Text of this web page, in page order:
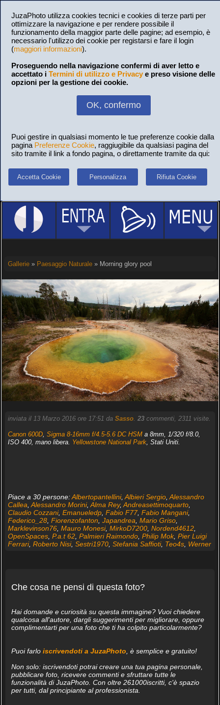
JuzaPhoto utilizza cookies tecnici e cookies di terze parti per
ottimizzare la navigazione e per rendere possibile il
funzionamento della maggior parte delle pagine; ad esempio, è
necessario l'utilizzo dei cookie per registarsi e fare il login
(maggiori informazioni).
Proseguendo nella navigazione confermi di aver letto e
accettato i Termini di utilizzo e Privacy e preso visione delle
opzioni per la gestione dei cookie.
OK, confermo
Puoi gestire in qualsiasi momento le tue preferenze cookie dalla
pagina Preferenze Cookie, raggiugibile da qualsiasi pagina del
sito tramite il link a fondo pagina, o direttamente tramite da qui:
Accetta Cookie Personalizza Rifiuta Cookie
Gallerie» Paesaggio Naturale» Morning glory pool
inviata il 13 Marzo 2016 ore 17:51 da Sasso. 23commenti, 2311 visite.
Canon 600D, Sigma 8-16mm f/4.5-5.6 DC HSMa 8mm, 1/320 f/8.0,
ISO 400, mano libera. Yellowstone National Park, Stati Uniti.
Piace a 30 persone:Albertopantellini, Albieri Sergio, Alessandro
Callea Alessandro Morini, Alma Rey, Andreasettimoquarto,
Claudio Cozzani, Emanueledp, Fabio F77, Fabio Mangani,
Federico_28, Fiorenzofanton Japandrea Mario Griso,
Marklevinson76, Mauro Monesi, MirkoD7200, Nordend4612,
OpenSpaces, P.a.t 62, Palmieri Raimondo, Philip Mok, Pier Luigi
Ferrari, Roberto Nisi, Sestri1970, Stefania Saffioti, Teo4s, Werner
Che cosa ne pensi di questa foto?
Hai domande e curiosità su questa immagine? Vuoi chiedere
qualcosa all'autore, dargli suggerimenti per migliorare, oppure
complimentarti per una foto che ti ha colpito particolarmente?
Puoi farlo iscrivendoti a JuzaPhoto , è semplice e gratuito!
Non solo: iscrivendoti potrai creare una tua pagina personale,
pubblicare foto, ricevere commenti e sfruttare tutte le
funzionalità di JuzaPhoto. Con oltre 261000iscritti, c'è spazio
per tutti, dal principiante al professionista.